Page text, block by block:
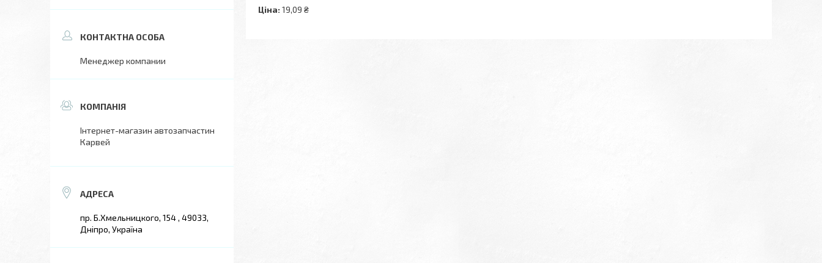
Ціна: 19,09 ₴
Менеджер компании
Інтернет-магазин автозапчастин
Карвей
пр. Б.Хмельницкого, 154 , 49033,
Дніпро, Україна